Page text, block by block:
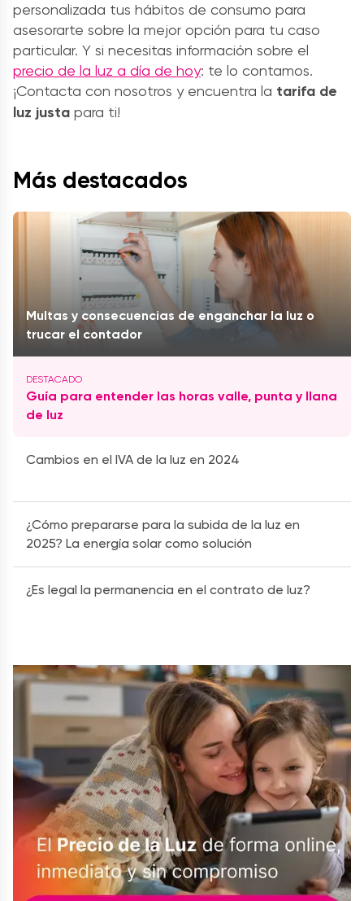
personalizada tus hábitos de consumo para
asesorarte sobre la mejor opción para tu caso
particular. Y si necesitas información sobre el
precio de la luz a día de hoy: te lo contamos.
¡Contacta con nosotros y encuentra la tarifa de
luz justa para ti!
Más destacados
Multas y consecuencias de enganchar la luz o
trucar el contador
Guía para entender las horas valle, punta y llana
de luz
Cambios en el IVA de la luz en 2024
¿Cómo prepararse para la subida de la luz en
2025? La energía solar como solución
¿Es legal la permanencia en el contrato de luz?